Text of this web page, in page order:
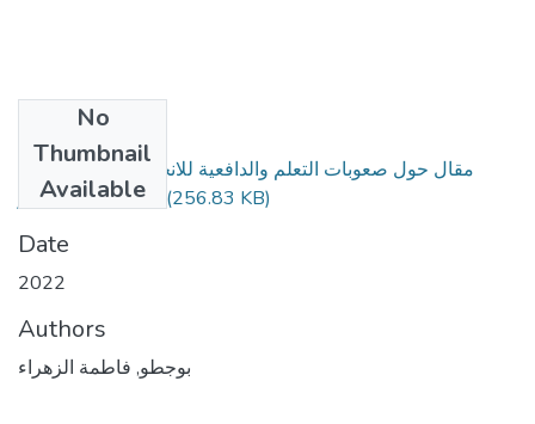
No
Thumbnail
Available
مقال حول صعوبات التعلم والدافعية للانجاز للاستاذة فاطمة
الزهراء بوجطو.pdf (256.83 KB)
Date
2022
Authors
بوجطو, فاطمة الزهراء